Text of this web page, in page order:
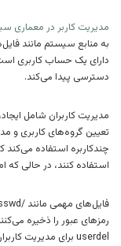
مدیریت کاربر در معماری
به منابع سیستم مانند
دارای یک حساب کاربری
دسترسی پیدا می‌کند.
مدیریت کاربران شامل
تعیین گروه‌های کاربری
چندکاربره استفاده می‌کند
استفاده کنند، در حالی
userdel برای مدیریت کاربران مورد استفاده قرار می‌گیرند.